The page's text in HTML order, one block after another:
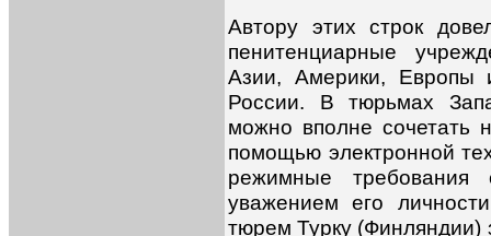
Автору этих строк
пенитенциарные
Азии, Америки,
России. В тюрьмах
можно вполне сочетать
помощью электронной
режимные требования
уважением его
тюрем Турку